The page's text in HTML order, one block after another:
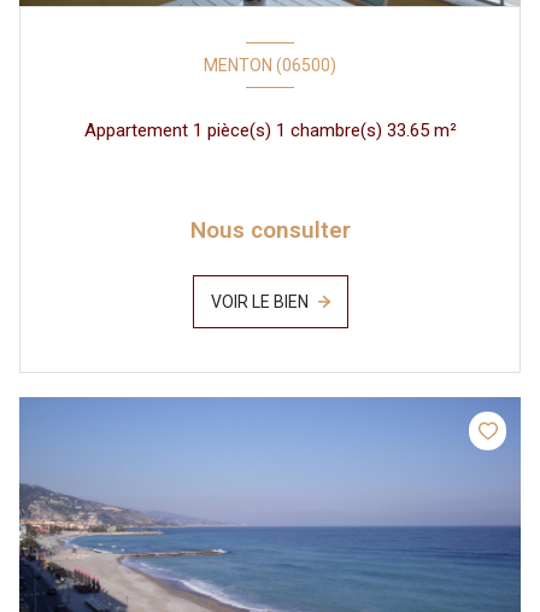
MENTON (06500)
Appartement 1 pièce(s) 1 chambre(s) 33.65 m²
Nous consulter
VOIR LE BIEN